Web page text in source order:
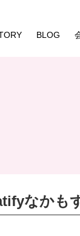
BLOG
なかも